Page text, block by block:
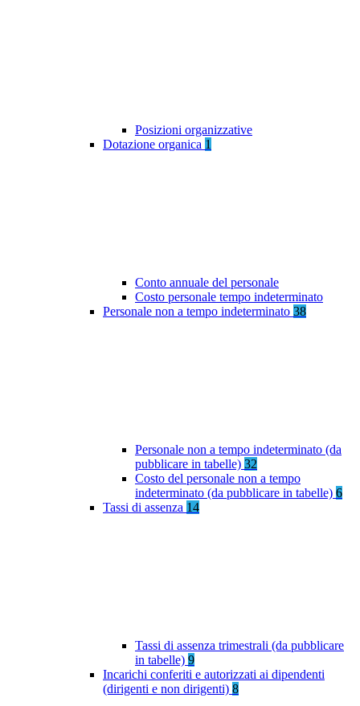
Posizioni organizzative
Dotazione organica 1
Conto annuale del personale
Costo personale tempo indeterminato
Personale non a tempo indeterminato 38
Personale non a tempo indeterminato (da
pubblicare in tabelle) 32
Costo del personale non a tempo
indeterminato (da pubblicare in tabelle) 6
Tassi di assenza 14
Tassi di assenza trimestrali (da pubblicare
in tabelle) 9
Incarichi conferiti e autorizzati ai dipendenti
(dirigenti e non dirigenti) 8